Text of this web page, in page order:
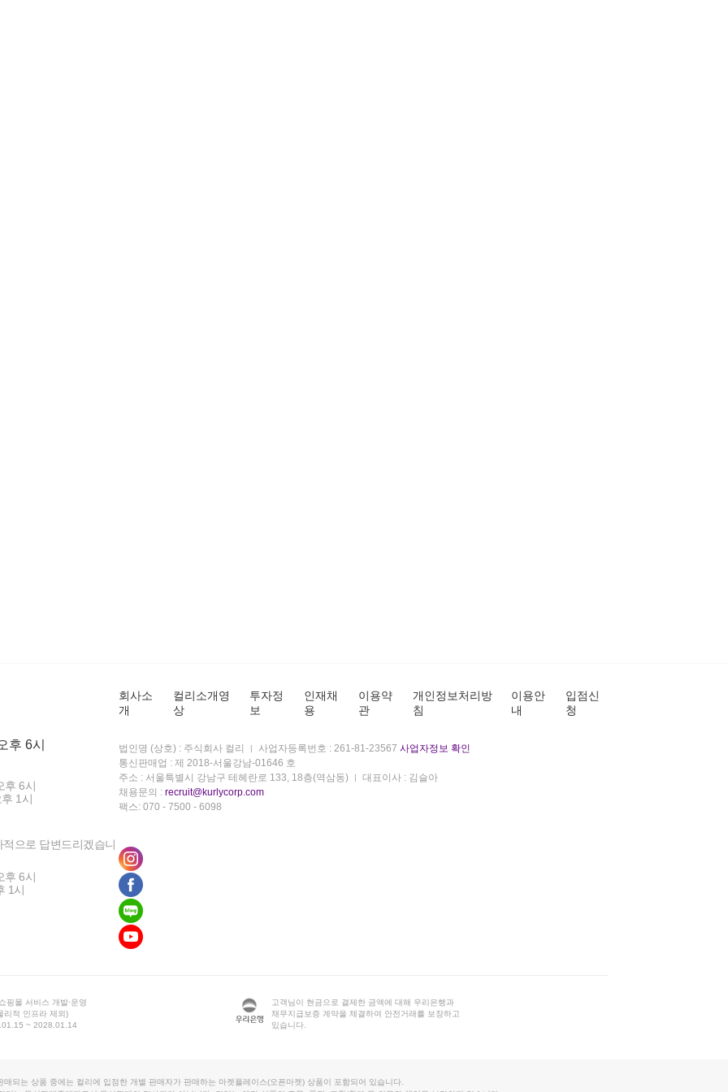
후 6시
후 6시
1시
으로 답변드리겠습니
후 6시
1시
회사소
개
컬리소개영
상
투자정
보
인재채
용
이용약
관
개인정보처리방
침
이용안
내
입점신
청
법인명 (상호) : 주식회사 컬리 사업자등록번호 : 261-81-23567 사업자정보 확인
통신판매업 : 제 2018-서울강남-01646 호
주소 : 서울특별시 강남구 테헤란로 133, 18층(역삼동)
대표이사 : 김슬아
채용문의 : recruit@kurlycorp.com
팩스: 070 - 7500 - 6098
핑몰 서비스 개발·운영
리적 인프라 제외)
~ 2028.01.14
고객님이 현금으로 결제한 금액에 대해 우리은행과
채무지급보증 계약을 체결하여 안전거래를 보장하고
있습니다.
매되는 상품 중에는 컬리에 입점한 개별 판매자가 판매하는 마켓플레이스(오픈마켓) 상품이 포함되어 있습니다.